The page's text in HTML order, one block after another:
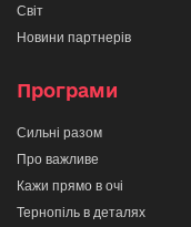
Світ
Новини партнерів
Програми
Сильні разом
Про важливе
Кажи прямо в очі
Тернопіль в деталях